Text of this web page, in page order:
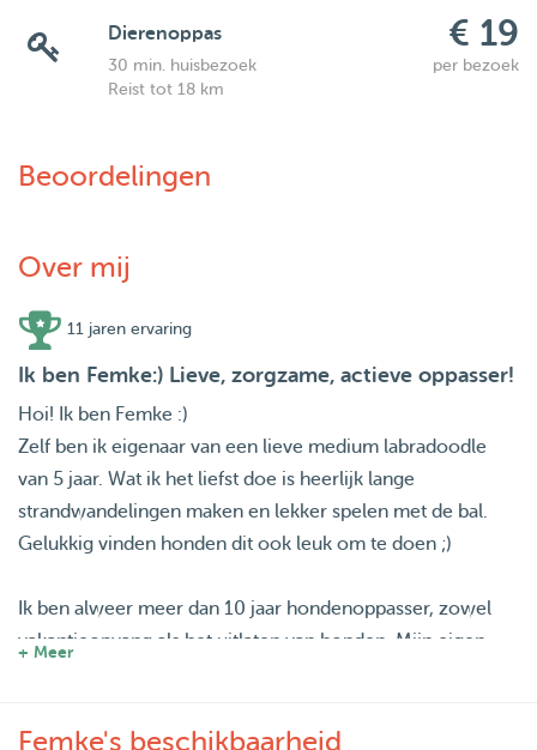
Dierenoppas € 19
30 min. huisbezoek
per bezoek
Reist tot 18 km
Beoordelingen
Over mij
11 jaren ervaring
Ik ben Femke:) Lieve, zorgzame, actieve oppasser!
Hoi! Ik ben Femke :)
Zelf ben ik eigenaar van een lieve medium labradoodle
van 5 jaar. Wat ik het liefst doe is heerlijk lange
strandwandelingen maken en lekker spelen met de bal.
Gelukkig vinden honden dit ook leuk om te doen ;)
Ik ben alweer meer dan 10 jaar hondenoppasser, zowel
vakantieopvang als het uitlaten van honden. Mijn eigen
+ Meer
Femke's beschikbaarheid